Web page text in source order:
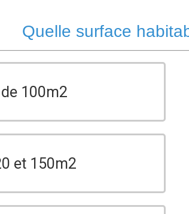
Quelle surface
100m2
et 150m2